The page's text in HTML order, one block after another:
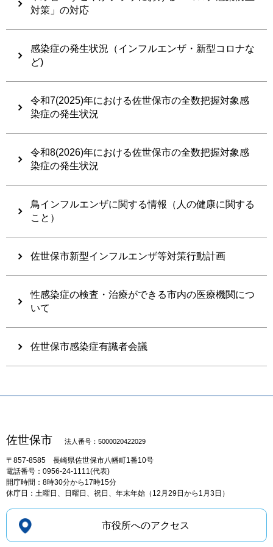
対策」の対応
感染症の発生状況（インフルエンザ・新型コロナな
ど)
令和7(2025)年における佐世保市の全数把握対象感
染症の発生状況
令和8(2026)年における佐世保市の全数把握対象感
染症の発生状況
鳥インフルエンザに関する情報（人の健康に関する
こと）
佐世保市新型インフルエンザ等対策行動計画
性感染症の検査・治療ができる市内の医療機関につ
いて
佐世保市感染症有識者会議
佐世保市 法人番号：5000020422029
〒857-8585 長崎県佐世保市八幡町1番10号
電話番号：0956-24-1111(代表)
開庁時間：8時30分から17時15分
休庁日：土曜日、日曜日、祝日、年末年始（12月29日から1月3日）
市役所へのアクセス